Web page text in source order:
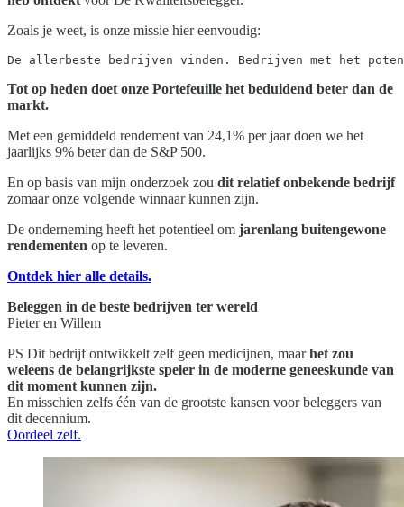
Zoals je weet, is onze missie hier eenvoudig:
De allerbeste bedrijven vinden. Bedrijven met het
Tot op heden doet onze Portefeuille het beduidend beter dan de
markt.
Met een gemiddeld rendement van 24,1% per jaar doen we het
jaarlijks 9% beter dan de S&P 500.
En op basis van mijn onderzoek zou dit relatief onbekende bedrijf
zomaar onze volgende winnaar kunnen zijn.
De onderneming heeft het potentieel om jarenlang buitengewone
rendementen op te leveren.
Ontdek hier alle details.
Beleggen in de beste bedrijven ter wereld
Pieter en Willem
PS Dit bedrijf ontwikkelt zelf geen medicijnen, maarhet zou
weleens de belangrijkste speler in de moderne geneeskunde van
dit moment kunnen zijn.
En misschien zelfs één van de grootste kansen voor beleggers van
dit decennium.
Oordeel zelf.